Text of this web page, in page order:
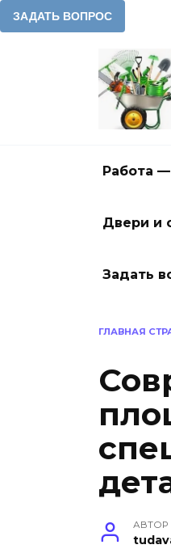
Работа
Двери и
Задать
ГЛАВНАЯ
АВТОР